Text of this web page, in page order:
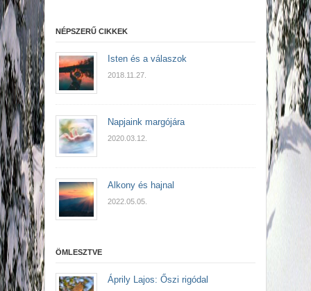
NÉPSZERŰ CIKKEK
Isten és a válaszok
2018.11.27.
Napjaink margójára
2020.03.12.
Alkony és hajnal
2022.05.05.
ÖMLESZTVE
Áprily Lajos: Őszi rigódal